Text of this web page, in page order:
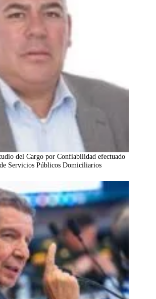
del Cargo por Confiabilidad efectuado
Servicios Públicos Domiciliarios